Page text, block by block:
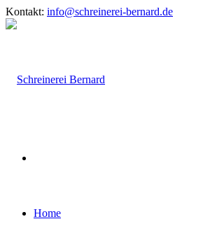
Kontakt: info@schreinerei-bernard.de
Home